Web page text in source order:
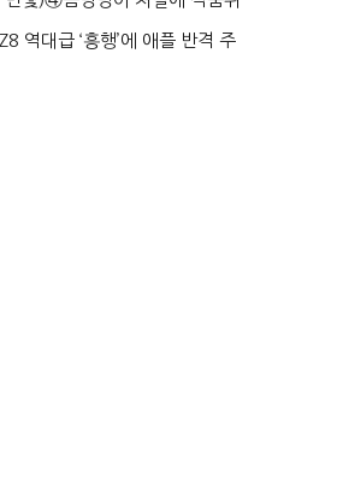
반 반복...
역대급 ‘흥행’에 애플 반격 주